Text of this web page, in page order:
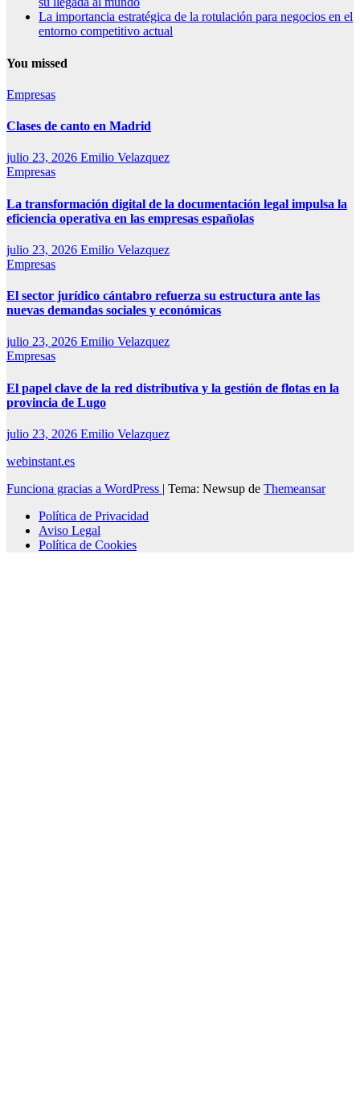
La importancia estratégica de la rotulación para negocios en el
entorno competitivo actual
You missed
Empresas
Clases de canto en Madrid
julio 23, 2026 Emilio Velazquez
Empresas
La transformación digital de la documentación legal impulsa la
eficiencia operativa en las empresas españolas
julio 23, 2026 Emilio Velazquez
Empresas
El sector jurídico cántabro refuerza su estructura ante las
nuevas demandas sociales y económicas
julio 23, 2026 Emilio Velazquez
Empresas
El papel clave de la red distributiva y la gestión de flotas en la
provincia de Lugo
julio 23, 2026 Emilio Velazquez
webinstant.es
Funciona gracias a WordPress | Tema: Newsup de Themeansar
Política de Privacidad
Aviso Legal
Política de Cookies